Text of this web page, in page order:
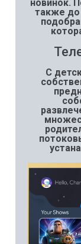
новинок.
также до
С